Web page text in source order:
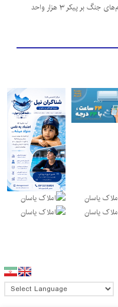
از سنگر دفاع تا میدان سازندگی؛ ترمیم زخم‌های جنگ بر پیکر ۳ هزار واحد